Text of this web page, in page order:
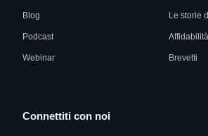
Blog
Podcast
Webinar
Le storie
Brevetti
Connettiti con noi